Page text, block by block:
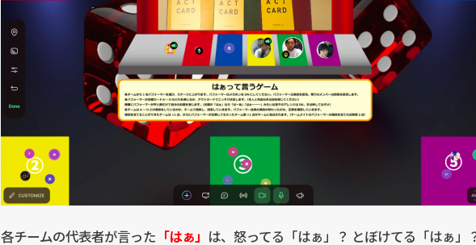
各チームの代表者が言った 「はぁ」 は、怒ってる「はぁ」？ とぼけてる「はぁ」